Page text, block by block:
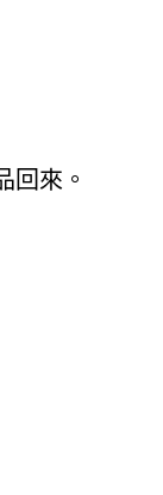
回來。